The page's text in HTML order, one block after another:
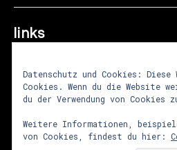
links
über uns | presse|
impressum|datenschutz
Datenschutz und Cookies: Diese
Cookies. Wenn du die Website
du der Verwendung von Cookies
Weitere Informationen,
von Cookies, findest du hier: